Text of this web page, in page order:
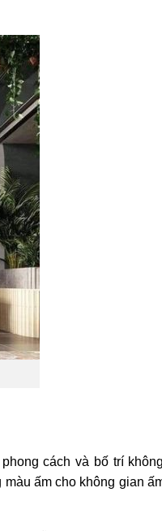
cách và bố trí
ấm cho không gian